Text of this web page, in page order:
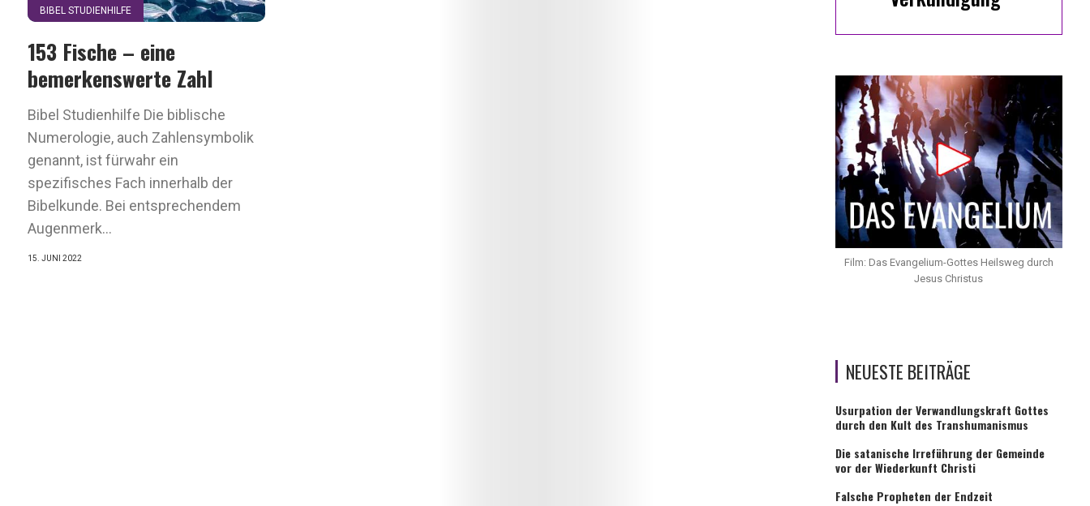
BIBEL STUDIENHILFE
153 Fische – eine
bemerkenswerte Zahl
Bibel Studienhilfe Die biblische
Numerologie, auch Zahlensymbolik
genannt, ist fürwahr ein
spezifisches Fach innerhalb der
Bibelkunde. Bei entsprechendem
Augenmerk...
15. JUNI 2022
Film: Das Evangelium-Gottes Heilsweg durch
Jesus Christus
NEUESTE BEITRÄGE
Usurpation der Verwandlungskraft Gottes
durch den Kult des Transhumanismus
Die satanische Irreführung der Gemeinde
vor der Wiederkunft Christi
Falsche Propheten der Endzeit